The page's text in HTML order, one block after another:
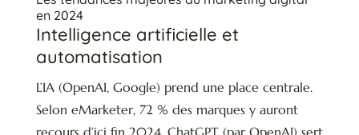
en 2024
Intelligence artificielle et
automatisation
L’IA (OpenAI, Google) prend une place centrale.
Selon eMarketer, 72 % des marques y auront